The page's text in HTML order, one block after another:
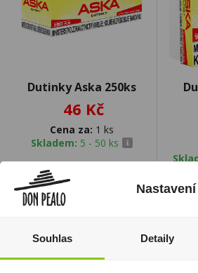
Dutinky Aska 250ks
46 Kč
Cena za: 1 ks
Skladem: 5 - 50 ks
Souhlas Detaily